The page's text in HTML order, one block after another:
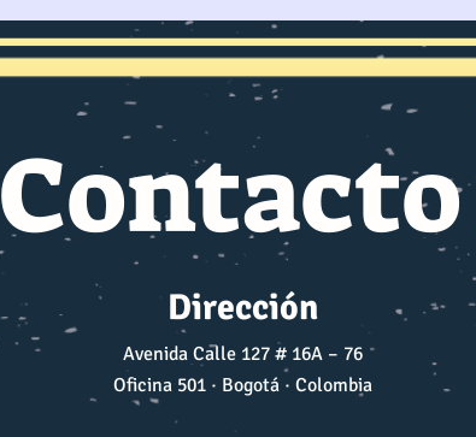
IRÁN Y LA GUERRA EN EL
ESTRECHO DE ORMUZ
REDEFINE RUTAS
MARÍTIMAS
Contacto
Dirección
Avenida Calle 127 # 16A – 76
Oficina 501 · Bogotá · Colombia